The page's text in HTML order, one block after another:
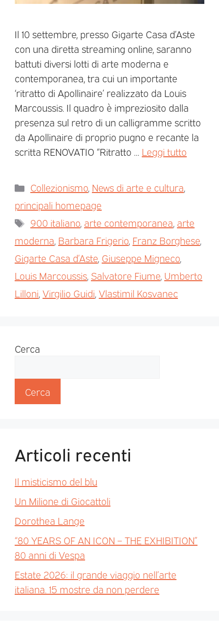
Il 10 settembre, presso Gigarte Casa d’Aste
con una diretta streaming online, saranno
battuti diversi lotti di arte moderna e
contemporanea, tra cui un importante
‘ritratto di Apollinaire’ realizzato da Louis
Marcoussis. Il quadro è impreziosito dalla
presenza sul retro di un calligramme scritto
da Apollinaire di proprio pugno e recante la
scritta RENOVATIO “Ritratto … Leggi tutto
Collezionismo, News di arte e cultura,
principali homepage
900 italiano, arte contemporanea, arte
moderna, Barbara Frigerio, Franz Borghese,
Gigarte Casa d’Aste, Giuseppe Migneco,
Louis Marcoussis, Salvatore Fiume, Umberto
Lilloni,Virgilio Guidi,Vlastimil Kosvanec
Cerca
Cerca
Articoli recenti
Il misticismo del blu
Un Milione di Giocattoli
Dorothea Lange
“80 YEARS OF AN ICON – THE EXHIBITION”
80 anni di Vespa
Estate 2026: il grande viaggio nell’arte
italiana. 15 mostre da non perdere